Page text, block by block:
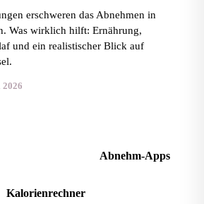
erschweren das Abnehmen in
Was wirklich hilft: Ernährung,
und ein realistischer Blick auf
2026
Abnehm-Apps
Kalorienrechner